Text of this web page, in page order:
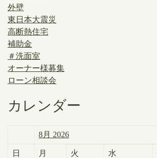
外壁
東日本大震災
高断熱住宅
補助金
＃洗面室
オーナー様募集
ローン相談会
カレンダー
8月 2026
日 月 火 水